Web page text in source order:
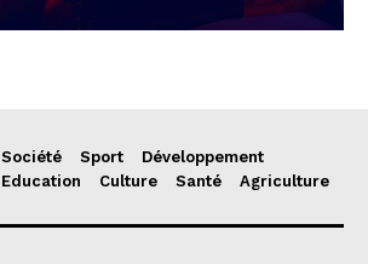
Société Sport
Développement
Education Culture Santé Agriculture